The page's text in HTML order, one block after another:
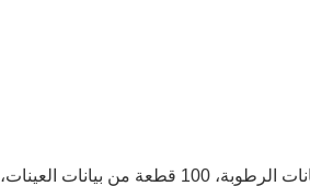
7قاعدة البيانات المدمجة يمكنها تخزين 100 قطعة من بيانات الرطوبة، 100 قطعة من بيانات العينات،